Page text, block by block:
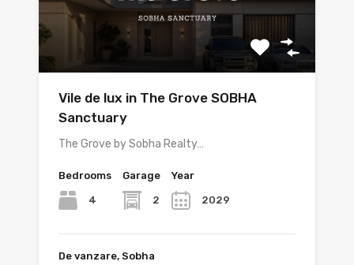
Vile de lux in The Grove SOBHA
Sanctuary
The Grove by Sobha Realty…
Bedrooms
4
Garage
2
Year
2029
De vanzare, Sobha